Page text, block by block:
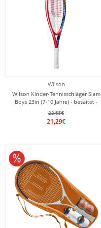
Wilson
Wilson Kinder-Tennisschläger Slam
Boys 23in (7-10 Jahre) - besaitet -
23,65€
21,29€
10% reduziert